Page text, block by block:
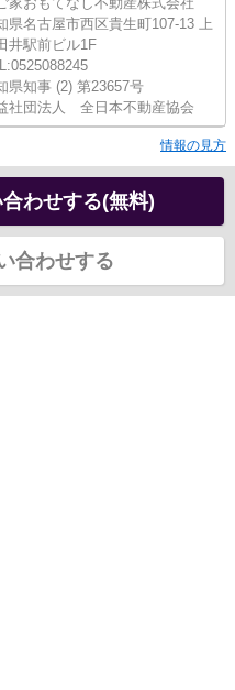
県名古屋市西区貴生町107-13 上
井駅前ビル1F
県知事 (2) 第23657号
社団法人 全日本不動産協会
情報の見方
わせする(無料)
合わせする